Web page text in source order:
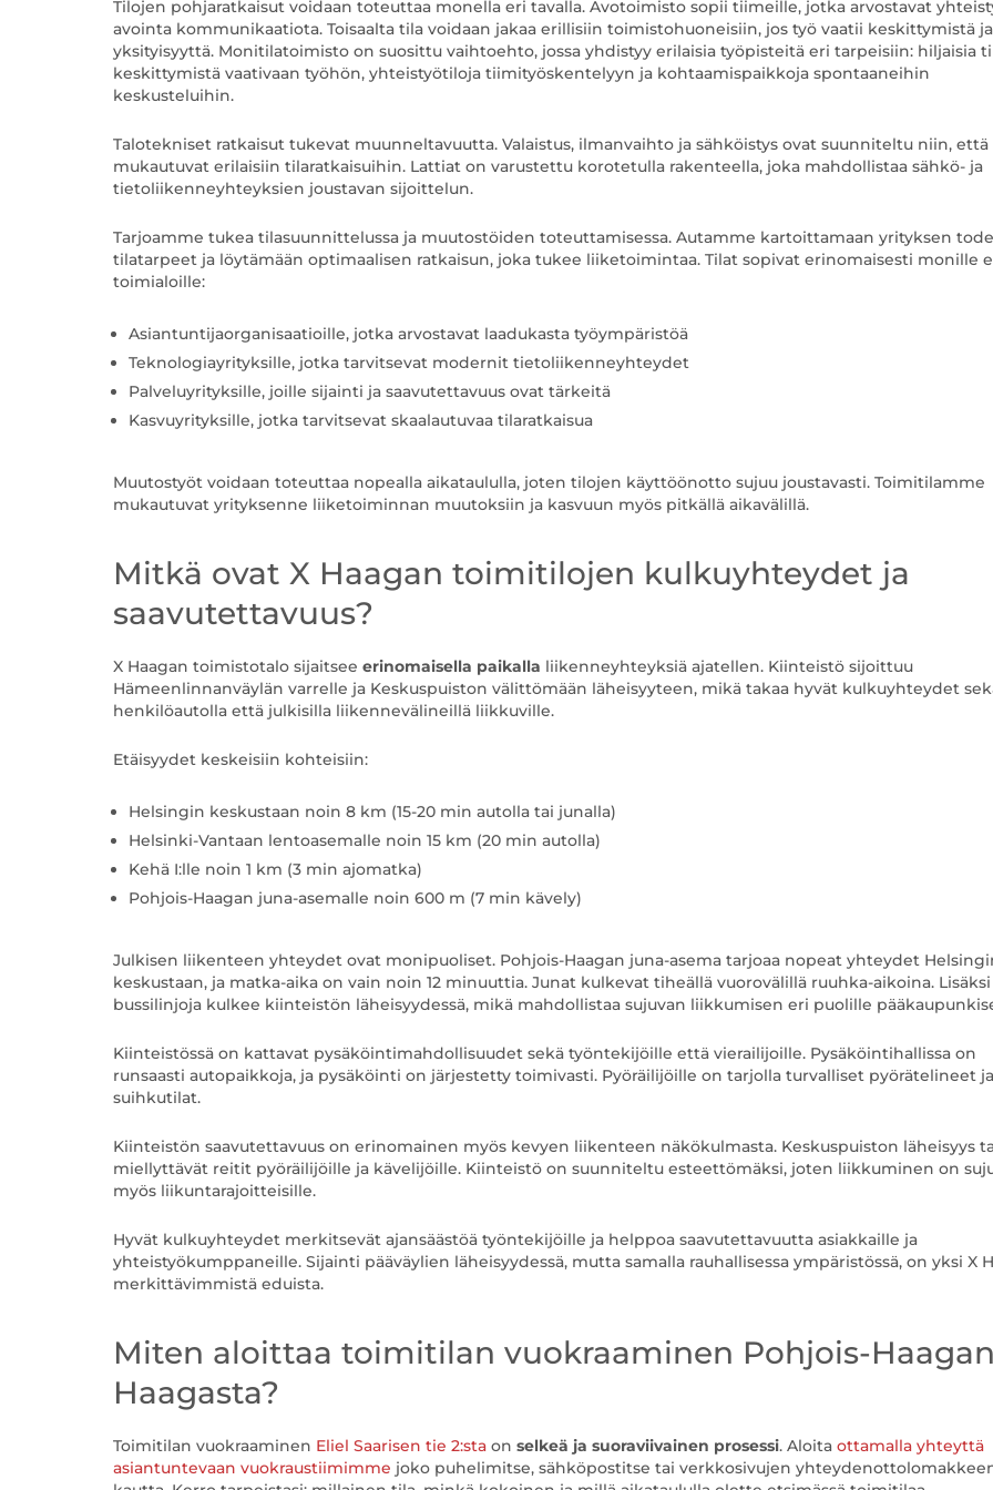
Tilojen pohjaratkaisut voidaan toteuttaa monella eri tavalla. Avotoimisto sopii tiimeille, jotka arvostavat
avointa kommunikaatiota. Toisaalta tila voidaan jakaa erillisiin toimistohuoneisiin, jos työ vaatii keskittymistä ja
yksityisyyttä. Monitilatoimisto on suosittu vaihtoehto, jossa yhdistyy erilaisia työpisteitä eri tarpeisiin: hiljaisia
keskittymistä vaativaan työhön, yhteistyötiloja tiimityöskentelyyn ja kohtaamispaikkoja spontaaneihin
keskusteluihin.
Talotekniset ratkaisut tukevat muunneltavuutta. Valaistus, ilmanvaihto ja sähköistys ovat suunniteltu niin, että
mukautuvat erilaisiin tilaratkaisuihin. Lattiat on varustettu korotetulla rakenteella, joka mahdollistaa sähkö- ja
tietoliikenneyhteyksien joustavan sijoittelun.
Tarjoamme tukea tilasuunnittelussa ja muutostöiden toteuttamisessa. Autamme kartoittamaan yrityksen
tilatarpeet ja löytämään optimaalisen ratkaisun, joka tukee liiketoimintaa. Tilat sopivat erinomaisesti monille
toimialoille:
Asiantuntijaorganisaatioille, jotka arvostavat laadukasta työympäristöä
Teknologiayrityksille, jotka tarvitsevat modernit tietoliikenneyhteydet
Palveluyrityksille, joille sijainti ja saavutettavuus ovat tärkeitä
Kasvuyrityksille, jotka tarvitsevat skaalautuvaa tilaratkaisua
Muutostyöt voidaan toteuttaa nopealla aikataululla, joten tilojen käyttöönotto sujuu joustavasti. Toimitilamme
mukautuvat yrityksenne liiketoiminnan muutoksiin ja kasvuun myös pitkällä aikavälillä.
Mitkä ovat X Haagan toimitilojen kulkuyhteydet ja
saavutettavuus?
X Haagan toimistotalo sijaitsee erinomaisella paikalla liikenneyhteyksiä ajatellen. Kiinteistö sijoittuu
Hämeenlinnanväylän varrelle ja Keskuspuiston välittömään läheisyyteen, mikä takaa hyvät kulkuyhteydet
henkilöautolla että julkisilla liikennevälineillä liikkuville.
Etäisyydet keskeisiin kohteisiin:
Helsingin keskustaan noin 8 km (15-20 min autolla tai junalla)
Helsinki-Vantaan lentoasemalle noin 15 km (20 min autolla)
Kehä I:lle noin 1 km (3 min ajomatka)
Pohjois-Haagan juna-asemalle noin 600 m (7 min kävely)
Julkisen liikenteen yhteydet ovat monipuoliset. Pohjois-Haagan juna-asema tarjoaa nopeat yhteydet
keskustaan, ja matka-aika on vain noin 12 minuuttia. Junat kulkevat tiheällä vuorovälillä ruuhka-aikoina.
bussilinjoja kulkee kiinteistön läheisyydessä, mikä mahdollistaa sujuvan liikkumisen eri puolille
Kiinteistössä on kattavat pysäköintimahdollisuudet sekä työntekijöille että vierailijoille. Pysäköintihallissa on
runsaasti autopaikkoja, ja pysäköinti on järjestetty toimivasti. Pyöräilijöille on tarjolla turvalliset pyörätelineet ja
suihkutilat.
Kiinteistön saavutettavuus on erinomainen myös kevyen liikenteen näkökulmasta. Keskuspuiston läheisyys
miellyttävät reitit pyöräilijöille ja kävelijöille. Kiinteistö on suunniteltu esteettömäksi, joten liikkuminen on
myös liikuntarajoitteisille.
Hyvät kulkuyhteydet merkitsevät ajansäästöä työntekijöille ja helppoa saavutettavuutta asiakkaille ja
yhteistyökumppaneille. Sijainti pääväylien läheisyydessä, mutta samalla rauhallisessa ympäristössä, on yksi X
merkittävimmistä eduista.
Miten aloittaa toimitilan vuokraaminen Pohjois-
Haagasta?
Toimitilan vuokraaminen Eliel Saarisen tie 2:sta on selkeä ja suoraviivainen prosessi. Aloita ottamalla yhteyttä
asiantuntevaan vuokraustiimimme joko puhelimitse, sähköpostitse tai verkkosivujen